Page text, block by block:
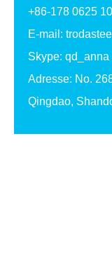
+86-178 0625
E-mail:
Skype: qd_anna
Adresse: No.
Qingdao,